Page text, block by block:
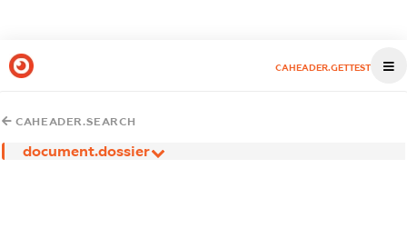
CAHEADER.GETTEST
CAHEADER.SEARCH
document.dossier